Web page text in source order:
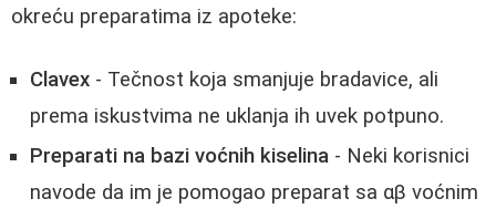
okreću preparatima iz apoteke:
Clavex - Tečnost koja smanjuje bradavice, ali
prema iskustvima ne uklanja ih uvek potpuno.
Preparati na bazi voćnih kiselina - Neki korisnici
navode da im je pomogao preparat sa αβ voćnim